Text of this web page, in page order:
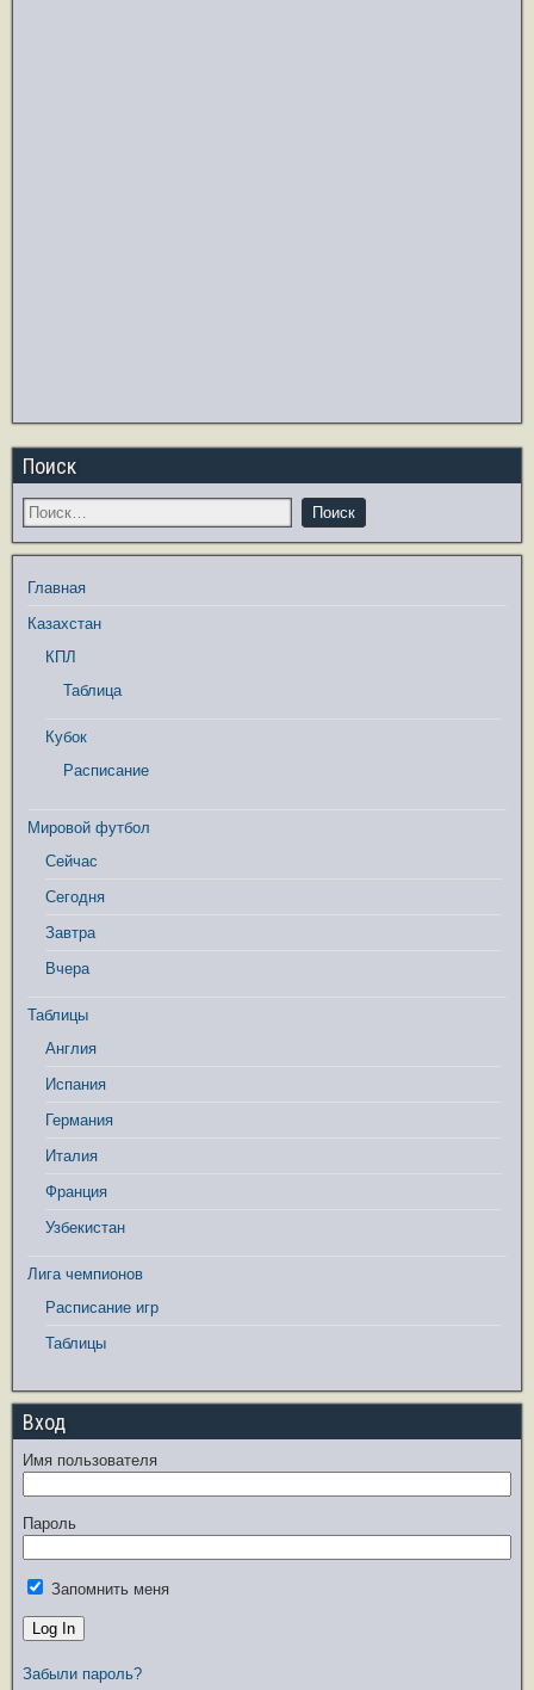
Поиск
Главная
Казахстан
КПЛ
Таблица
Кубок
Расписание
Мировой футбол
Сейчас
Сегодня
Завтра
Вчера
Таблицы
Англия
Испания
Германия
Италия
Франция
Узбекистан
Лига чемпионов
Расписание игр
Таблицы
Вход
Имя пользователя
Пароль
Запомнить меня
Забыли пароль?